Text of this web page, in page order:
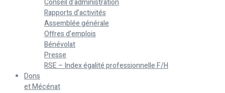
Conseil d’administration
Rapports d’activités
Assemblée générale
Offres d’emplois
Bénévolat
Presse
RSE – Index égalité professionnelle F/H
Dons
et Mécénat